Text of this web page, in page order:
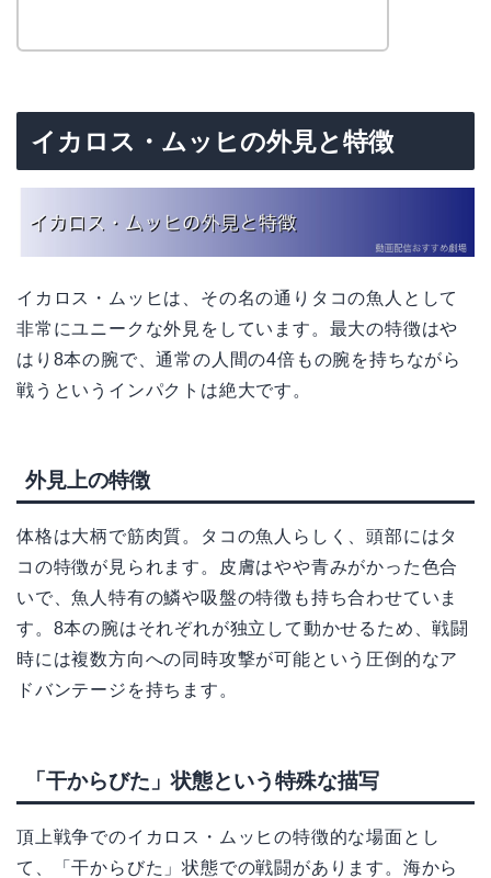
イカロス・ムッヒの外見と特徴
イカロス・ムッヒは、その名の通りタコの魚人として
非常にユニークな外見をしています。最大の特徴はや
はり8本の腕で、通常の人間の4倍もの腕を持ちながら
戦うというインパクトは絶大です。
外見上の特徴
体格は大柄で筋肉質。タコの魚人らしく、頭部にはタ
コの特徴が見られます。皮膚はやや青みがかった色合
いで、魚人特有の鱗や吸盤の特徴も持ち合わせていま
す。8本の腕はそれぞれが独立して動かせるため、戦闘
時には複数方向への同時攻撃が可能という圧倒的なア
ドバンテージを持ちます。
「干からびた」状態という特殊な描写
頂上戦争でのイカロス・ムッヒの特徴的な場面とし
て、「干からびた」状態での戦闘があります。海から